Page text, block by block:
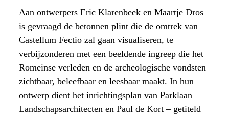
Aan ontwerpers Eric Klarenbeek en Maartje Dros
is gevraagd de betonnen plint die de omtrek van
Castellum Fectio zal gaan visualiseren, te
verbijzonderen met een beeldende ingreep die het
Romeinse verleden en de archeologische vondsten
zichtbaar, beleefbaar en leesbaar maakt. In hun
ontwerp dient het inrichtingsplan van Parklaan
Landschapsarchitecten en Paul de Kort – getiteld